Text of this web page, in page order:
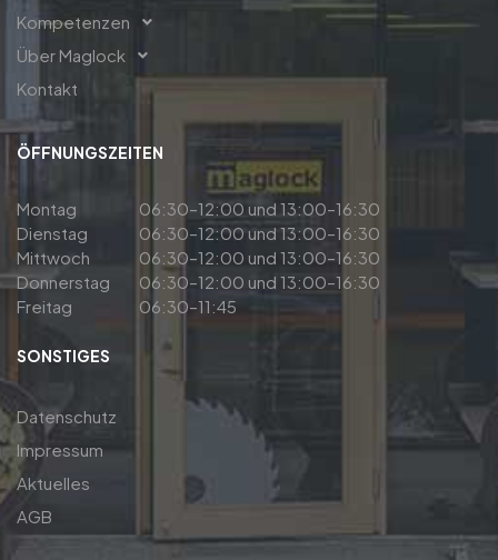
Kompetenzen
Über Maglock
Kontakt
ÖFFNUNGSZEITEN
Montag
06:30–12:00 und 13:00–16:30
Dienstag
06:30–12:00 und 13:00–16:30
Mittwoch
06:30–12:00 und 13:00–16:30
Donnerstag
06:30–12:00 und 13:00–16:30
Freitag
06:30–11:45
SONSTIGES
Datenschutz
Impressum
Aktuelles
AGB